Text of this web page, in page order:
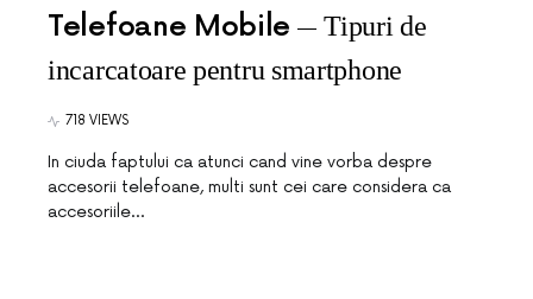
Telefoane Mobile
Tipuri de
incarcatoare pentru smartphone
718 VIEWS
In ciuda faptului ca atunci cand vine vorba despre
accesorii telefoane, multi sunt cei care considera ca
accesoriile…